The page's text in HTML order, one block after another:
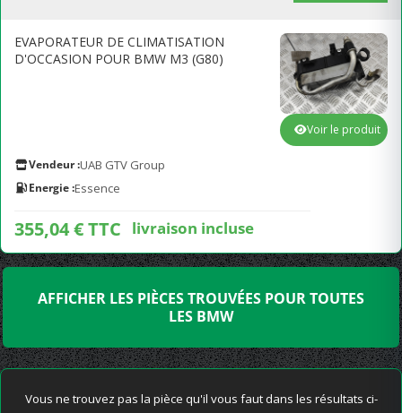
EVAPORATEUR DE CLIMATISATION
D'OCCASION POUR BMW M3 (G80)
Vendeur :UAB GTV Group
Energie :Essence
355,04 € TTC livraison incluse
Voir le produit
AFFICHER LES PIÈCES TROUVÉES POUR TOUTES
LES BMW
Vous ne trouvez pas la pièce qu'il vous faut dans les résultats ci-